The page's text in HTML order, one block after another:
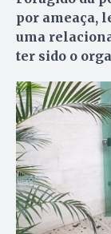
por ameaça,
uma
ter sido o